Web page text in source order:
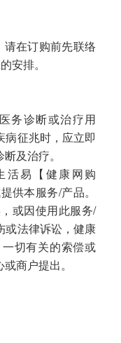
在订购前先联络
安排。
务诊断或治疗用
病征兆时，应立即
及治疗。
活易【健康网购
供本服务/产品。
或因使用此服务/
或法律诉讼，健康
切有关的索偿或
商户提出。